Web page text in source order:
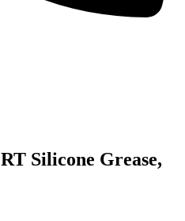
RT Silicone Grease,